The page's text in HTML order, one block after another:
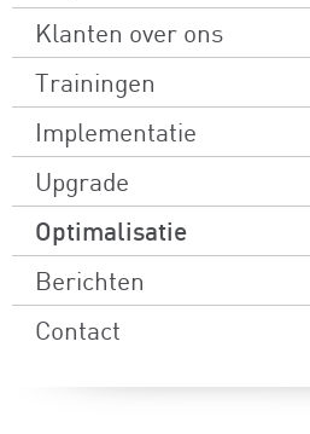
Klanten over ons
Trainingen
Implementatie
Upgrade
Optimalisatie
Berichten
Contact